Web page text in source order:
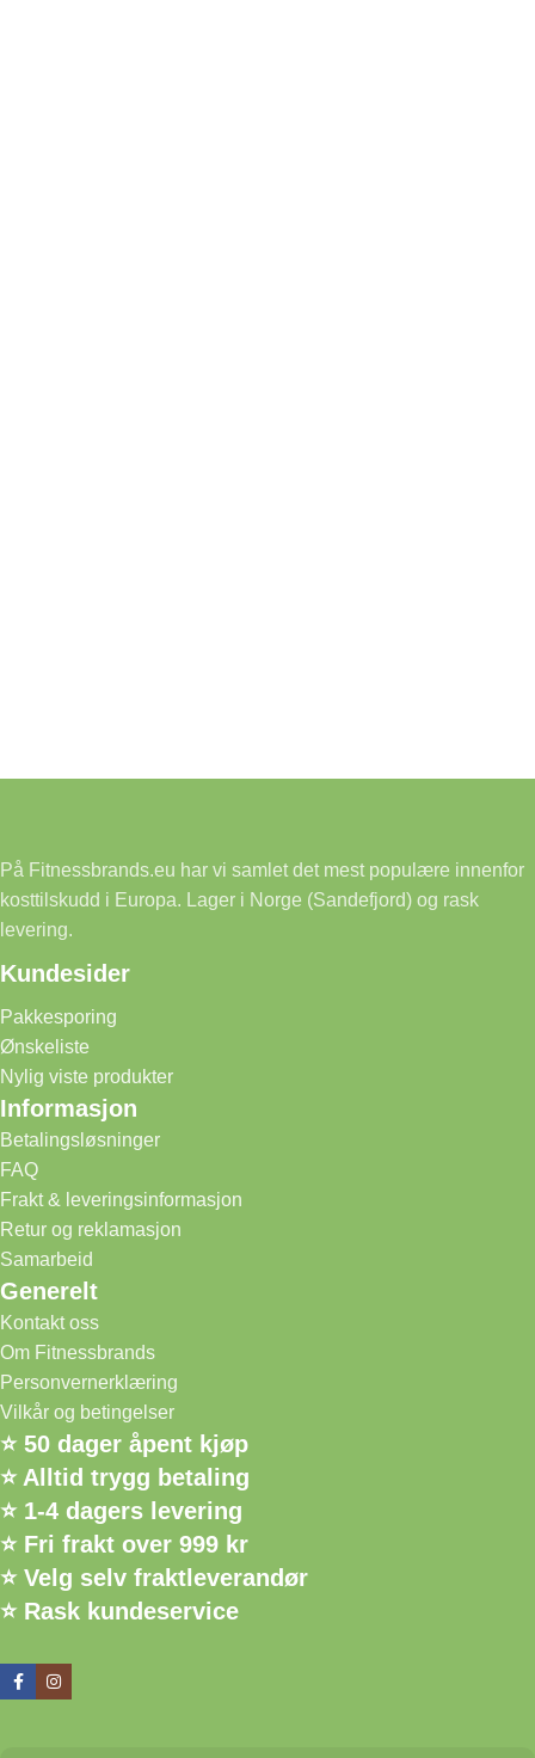
På Fitnessbrands.eu har vi samlet det mest populære innenfor
kosttilskudd i Europa. Lager i Norge (Sandefjord) og rask
levering.
Kundesider
Pakkesporing
Ønskeliste
Nylig viste produkter
Informasjon
Betalingsløsninger
FAQ
Frakt & leveringsinformasjon
Retur og reklamasjon
Samarbeid
Generelt
Kontakt oss
Om Fitnessbrands
Personvernerklæring
Vilkår og betingelser
⭐ 50 dager åpent kjøp
⭐ Alltid trygg betaling
⭐ 1-4 dagers levering
⭐ Fri frakt over 999 kr
⭐ Velg selv fraktleverandør
⭐ Rask kundeservice